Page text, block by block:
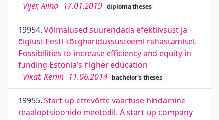
Vijer, Alina 17.01.2019 diploma theses
19954. Võimalused suurendada efektiivsust ja
õiglust Eesti kõrgharidussüsteemi rahastamisel.
Possibilities to increase efficiency and equity in
funding Estonia’s higher education
Vikat, Kerlin 11.06.2014 bachelor's theses
19955. Start-up ettevõtte väärtuse hindamine
reaaloptsioonide meetodil. A start-up company